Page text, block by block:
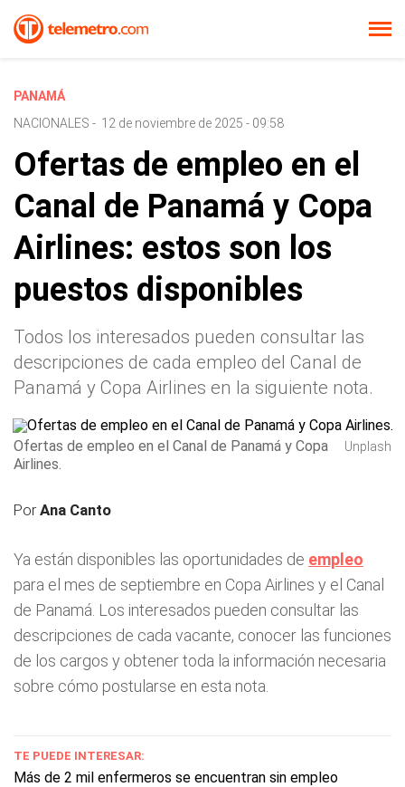
PANAMÁ
NACIONALES - 12 de noviembre de 2025 - 09:58
Ofertas de empleo en el
Canal de Panamá y Copa
Airlines: estos son los
puestos disponibles
Todos los interesados pueden consultar las
descripciones de cada empleo del Canal de
Panamá y Copa Airlines en la siguiente nota.
Ofertas de empleo en el Canal de Panamá y Copa
Airlines.
Unplash
PorAna Canto
Ya están disponibles las oportunidades de empleo
para el mes de septiembre en Copa Airlines y el Canal
de Panamá. Los interesados pueden consultar las
descripciones de cada vacante, conocer las funciones
de los cargos y obtener toda la información necesaria
sobre cómo postularse en esta nota.
TE PUEDE INTERESAR:
Más de 2 mil enfermeros se encuentran sin empleo